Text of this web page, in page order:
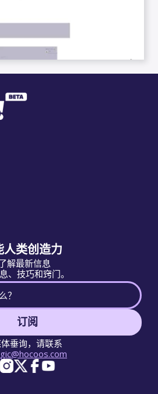
类创造力
解最新信息
、技巧和窍门。
订阅
垂询，请联系